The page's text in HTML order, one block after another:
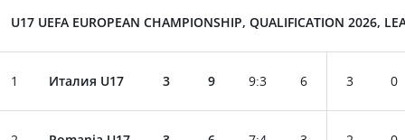
U17 UEFA EUROPEAN CHAMPIONSHIP, QUALIFICATION 2026,
1 Италия U17 3 9 9:3 6 3 0